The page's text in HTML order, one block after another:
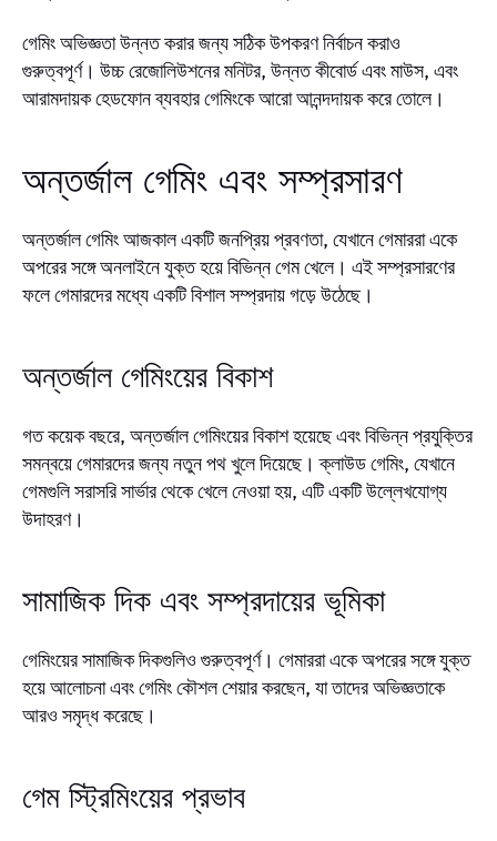
গেমিং অভিজ্ঞতা উন্নত করার জন্য সঠিক উপকরণ নির্বাচন করাও
গুরুত্বপূর্ণ। উচ্চ রেজোলিউশনের মনিটর, উন্নত কীবোর্ড এবং মাউস, এবং
আরামদায়ক হেডফোন ব্যবহার গেমিংকে আরো আনন্দদায়ক করে তোলে।
অন্তর্জাল গেমিং এবং সম্প্রসারণ
অন্তর্জাল গেমিং আজকাল একটি জনপ্রিয় প্রবণতা, যেখানে গেমাররা একে
অপরের সঙ্গে অনলাইনে যুক্ত হয়ে বিভিন্ন গেম খেলে। এই সম্প্রসারণের
ফলে গেমারদের মধ্যে একটি বিশাল সম্প্রদায় গড়ে উঠেছে।
অন্তর্জাল গেমিংয়ের বিকাশ
গত কয়েক বছরে, অন্তর্জাল গেমিংয়ের বিকাশ হয়েছে এবং বিভিন্ন প্রযুক্তির
সমন্বয়ে গেমারদের জন্য নতুন পথ খুলে দিয়েছে। ক্লাউড গেমিং, যেখানে
গেমগুলি সরাসরি সার্ভার থেকে খেলে নেওয়া হয়, এটি একটি উল্লেখযোগ্য
উদাহরণ।
সামাজিক দিক এবং সম্প্রদায়ের ভূমিকা
গেমিংয়ের সামাজিক দিকগুলিও গুরুত্বপূর্ণ। গেমাররা একে অপরের সঙ্গে যুক্ত
হয়ে আলোচনা এবং গেমিং কৌশল শেয়ার করছেন, যা তাদের অভিজ্ঞতাকে
আরও সমৃদ্ধ করেছে।
গেম স্ট্রিমিংয়ের প্রভাব